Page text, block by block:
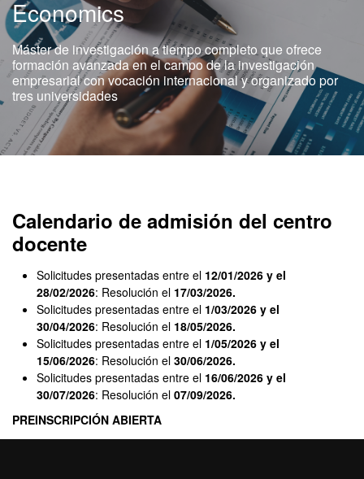
Economics
Máster de investigación a tiempo completo que ofrece
formación avanzada en el campo de la investigación
empresarial con vocación internacional y organizado por
tres universidades
Calendario de admisión del centro
docente
Solicitudes presentadas entre el 12/01/2026 y el
28/02/2026: Resolución el 17/03/2026.
Solicitudes presentadas entre el 1/03/2026 y el
30/04/2026: Resolución el 18/05/2026.
Solicitudes presentadas entre el 1/05/2026 y el
15/06/2026: Resolución el 30/06/2026.
Solicitudes presentadas entre el 16/06/2026 y el
30/07/2026: Resolución el 07/09/2026.
PREINSCRIPCIÓN ABIERTA